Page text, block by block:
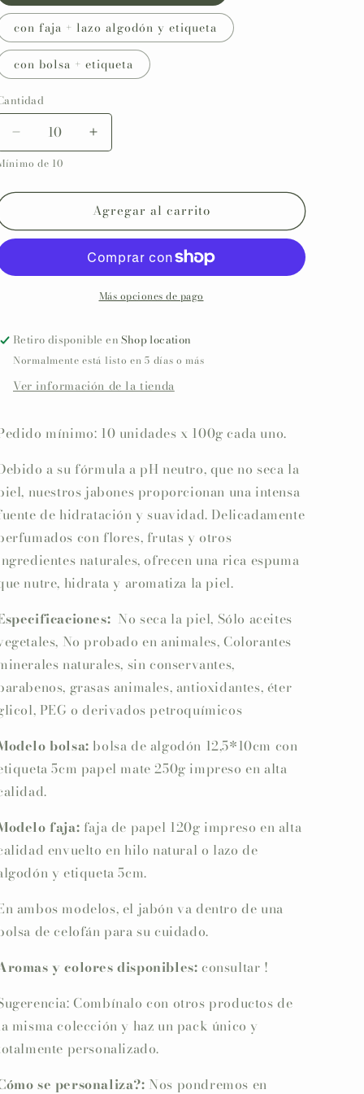
con faja + lazo algodón y etiqueta
con bolsa + etiqueta
Reducir
cantidad
Jabón
personalizado
COLECCIÓN
Aumentar
cantidad
Jabón
de
personalizado
Bautizo
COLECCIÓN
ANGELITO
de 10
Agregar al carrito
Más opciones de pago
Retiro disponible enShop location
Normalmente está listo en 5 días o más
Ver información de la tienda
mínimo: 10 unidades x 100g cada uno.
a su fórmula a pH neutro, que no seca la
nuestros jabones proporcionan una intensa
de hidratación y suavidad. Delicadamente
con flores, frutas y otros
naturales, ofrecen una rica espuma
nutre, hidrata y aromatiza la piel.
No seca la piel, Sólo aceites
No probado en animales, Colorantes
naturales, sin conservantes,
grasas animales, antioxidantes, éter
PEG o derivados petroquímicos
bolsa: bolsa de algodón 12,5*10cm con
5cm papel mate 250g impreso en alta
faja: faja de papel 120g impreso en alta
envuelto en hilo natural o lazo de
y etiqueta 5cm.
ambos modelos, el jabón va dentro de una
de celofán para su cuidado.
y colores disponibles: consultar !
Combínalo con otros productos de
misma colección y haz un pack único y
personalizado.
se personaliza?: Nos pondremos en